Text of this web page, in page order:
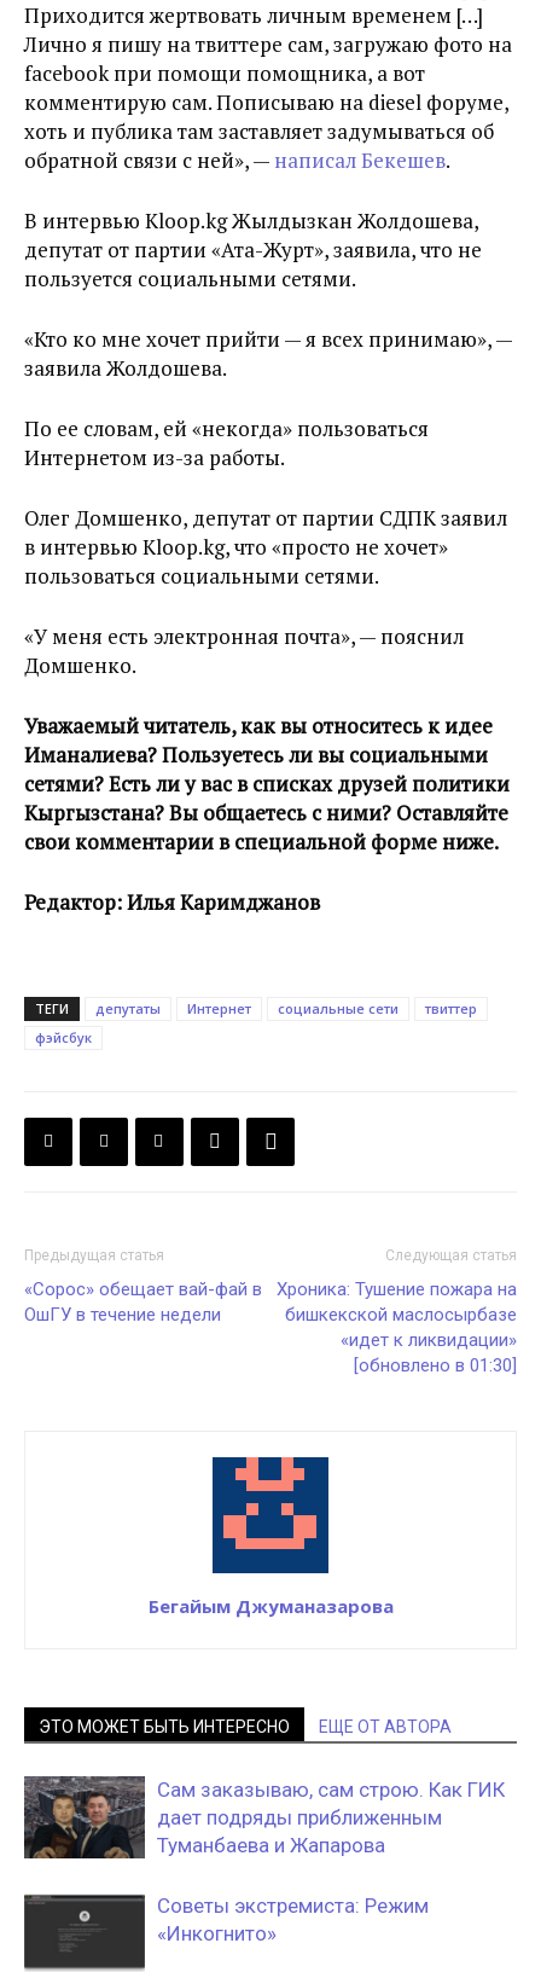
Приходится жертвовать личным временем […]
Лично я пишу на твиттере сам, загружаю фото на
facebook при помощи помощника, а вот
комментирую сам. Пописываю на diesel форуме,
хоть и публика там заставляет задумываться об
обратной связи с ней», — написал Бекешев.
В интервью Kloop.kg Жылдызкан Жолдошева,
депутат от партии «Ата-Журт», заявила, что не
пользуется социальными сетями.
«Кто ко мне хочет прийти — я всех принимаю», —
заявила Жолдошева.
По ее словам, ей «некогда» пользоваться
Интернетом из-за работы.
Олег Домшенко, депутат от партии СДПК заявил
в интервью Kloop.kg, что «просто не хочет»
пользоваться социальными сетями.
«У меня есть электронная почта», — пояснил
Домшенко.
Уважаемый читатель, как вы относитесь к идее
Иманалиева? Пользуетесь ли вы социальными
сетями? Есть ли у вас в списках друзей политики
Кыргызстана? Вы общаетесь с ними? Оставляйте
свои комментарии в специальной форме ниже.
Редактор: Илья Каримджанов
ТЕГИ депутаты Интернет социальные сети
твиттер
фэйсбук
Предыдущая статья
«Сорос» обещает вай-фай в
ОшГУ в течение недели
Следующая статья
Хроника: Тушение пожара на
бишкекской маслосырбазе
«идет к ликвидации»
[обновлено в 01:30]
Бегайым Джуманазарова
ЭТО МОЖЕТ БЫТЬ ИНТЕРЕСНО ЕЩЕ ОТ АВТОРА
Сам заказываю, сам строю. Как ГИК
дает подряды приближенным
Туманбаева и Жапарова
Советы экстремиста: Режим
«Инкогнито»